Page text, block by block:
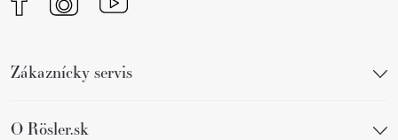
Zákaznícky servis
O Rösler.sk